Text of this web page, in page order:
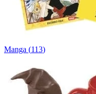
Manga (113)